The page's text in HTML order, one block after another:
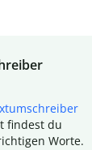
findest du
Worte.